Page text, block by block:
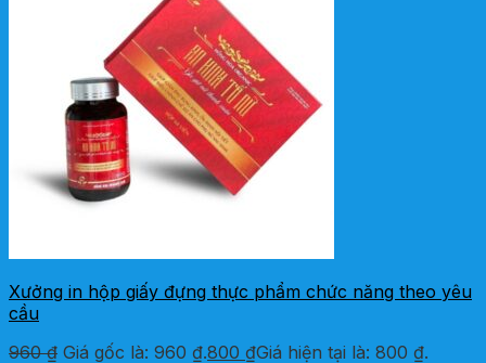
Xưởng in hộp giấy đựng thực phẩm chức năng theo yêu
cầu
960₫ Giá gốc là: 960 ₫.800 ₫Giá hiện tại là: 800 ₫.